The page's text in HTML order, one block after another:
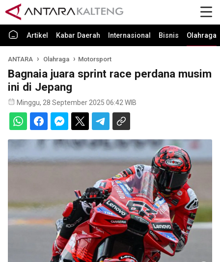
Artikel Kabar Daerah Internasional Bisnis Olahraga
ANTARA Olahraga Motorsport
Bagnaia juara sprint race perdana musim
ini di Jepang
Minggu, 28 September 2025 06:42 WIB